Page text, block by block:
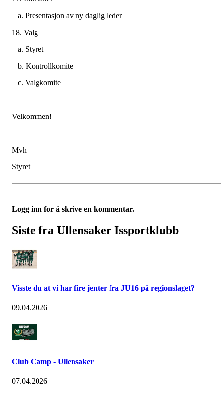
a. Presentasjon av ny daglig leder
18. Valg
a. Styret
b. Kontrollkomite
c. Valgkomite
Velkommen!
Mvh
Styret
Logg inn for å skrive en kommentar.
Siste fra Ullensaker Issportklubb
Visste du at vi har fire jenter fra JU16 på regionslaget?
09.04.2026
Club Camp - Ullensaker
07.04.2026